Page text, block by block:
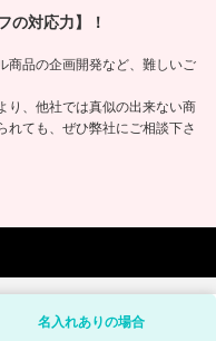
の対応力】！
商品の企画開発など、難しいご
り、他社では真似の出来ない商
れても、ぜひ弊社にご相談下さ
名入れありの場合